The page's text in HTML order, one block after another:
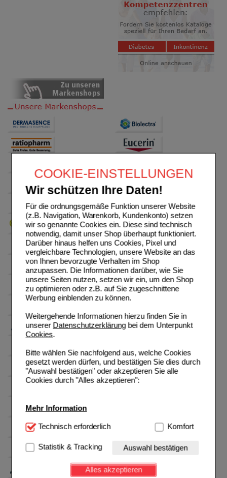
COOKIE-EINSTELLUNGEN
Wir schützen Ihre Daten!
Für die ordnungsgemäße Funktion unserer Website
(z.B. Navigation, Warenkorb, Kundenkonto) setzen
wir so genannte Cookies ein. Diese sind technisch
notwendig, damit unser Shop überhaupt funktioniert.
Darüber hinaus helfen uns Cookies, Pixel und
vergleichbare Technologien, unsere Website an das
von Ihnen bevorzugte Verhalten im Shop
anzupassen. Die Informationen darüber, wie Sie
unsere Seiten nutzen, setzen wir ein, um den Shop
zu optimieren oder z.B. auf Sie zugeschnittene
Werbung einblenden zu können.
Weitergehende Informationen hierzu finden Sie in
unserer Datenschutzerklärungbei dem Unterpunkt
Cookies.
Bitte wählen Sie nachfolgend aus, welche Cookies
gesetzt werden dürfen, und bestätigen Sie dies durch
"Auswahl bestätigen" oder akzeptieren Sie alle
Cookies durch "Alles akzeptieren":
Mehr Information
Technisch Notwendig:Hierbei handelt es sich um
Website notwendig sind (z.B. Navigation, Warenkorb,
Kundenkonto), weshalb auf diese nicht verzichtet
werden kann.
Technisch erforderlich Komfort
Statistik & Tracking Auswahl bestätigen
Alles akzeptieren